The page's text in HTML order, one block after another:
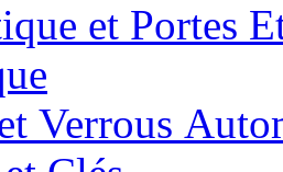
et Portes
Verrous